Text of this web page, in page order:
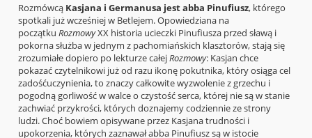
Rozmówcą Kasjana i Germanusa jest abba Pinufiusz, którego
spotkali już wcześniej w Betlejem. Opowiedziana na
początku RozmowyXX historia ucieczki Pinufiusza przed sławą i
pokorna służba w jednym z pachomiańskich klasztorów, stają się
zrozumiałe dopiero po lekturze całejRozmowy: Kasjan chce
pokazać czytelnikowi już od razu ikonę pokutnika, który osiąga cel
zadośćuczynienia, to znaczy całkowite wyzwolenie z grzechu i
pogodną gorliwość w walce o czystość serca, której nie są w stanie
zachwiać przykrości, których doznajemy codziennie ze strony
ludzi. Choć bowiem opisywane przez Kasjana trudności i
upokorzenia, których zaznawał abba Pinufiusz są w istocie